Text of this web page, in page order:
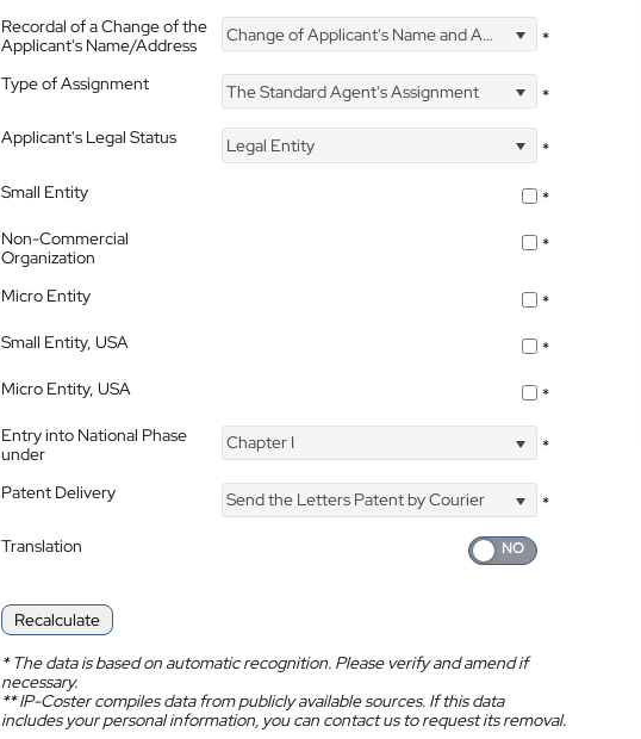
Recordal of a Change of the
Applicant's Name/Address
Change of Applicant's Name and Address *
Type of Assignment The Standard Agent's Assignment
*
Applicant's Legal Status
Legal Entity
*
Small Entity
*
Non-Commercial
Organization
*
Micro Entity
*
Small Entity, USA
*
Micro Entity, USA
*
Entry into National Phase
under
Chapter I *
Patent Delivery Send the Letters Patent by Courier
*
Translation
Recalculate
*The data is based on automatic recognition. Please verify and amend if
necessary.
**IP-Coster compiles data from publicly available sources. If this data
includes your personal information, you can contact us to request its removal.